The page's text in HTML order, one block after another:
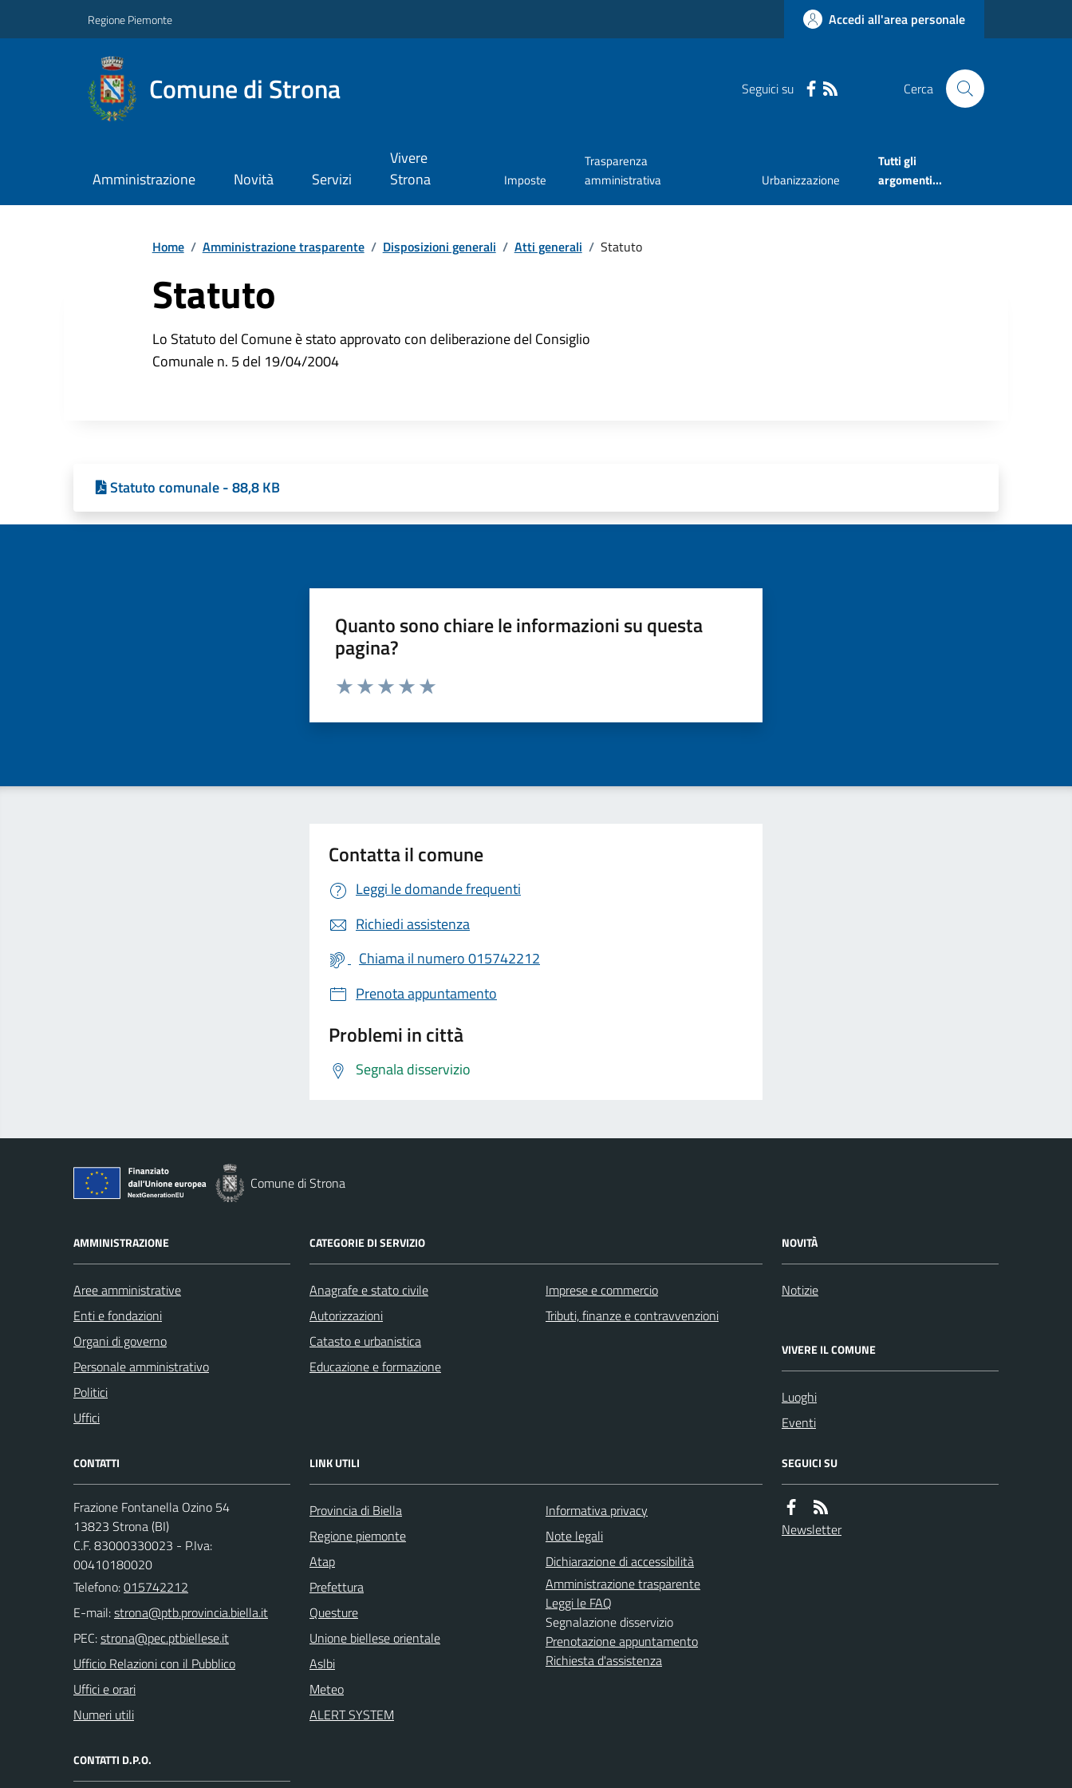
Regione Piemonte Accedi all'area personale
Comune di Strona Seguici su Cerca
Amministrazione Novità Servizi
Vivere
Strona
Imposte
Trasparenza
amministrativa
Urbanizzazione
Tutti gli
argomenti...
Home / Amministrazione trasparente / Disposizioni generali / Atti generali / Statuto
Statuto
Lo Statuto del Comune è stato approvato con deliberazione del Consiglio
Comunale n. 5 del 19/04/2004
Statuto comunale - 88,8 KB
Quanto sono chiare le informazioni su questa
pagina?
Valuta da 1 a 5 stelle la pagina
Contatta il comune
Leggi le domande frequenti
Richiedi assistenza
Chiama il numero 015742212
Prenota appuntamento
Problemi in città
Segnala disservizio
Comune di Strona
AMMINISTRAZIONE
Aree amministrative
Enti e fondazioni
Organi di governo
Personale amministrativo
Politici
Uffici
CATEGORIE DI SERVIZIO
Anagrafe e stato civile
Autorizzazioni
Catasto e urbanistica
Educazione e formazione
Imprese e commercio
Tributi, finanze e contravvenzioni
NOVITÀ
Notizie
VIVERE IL COMUNE
Luoghi
Eventi
CONTATTI
Frazione Fontanella Ozino 54
13823 Strona (BI)
C.F. 83000330023 - P.Iva:
00410180020
Telefono:015742212
E-mail:
PEC:
Ufficio Relazioni con il Pubblico
Uffici e orari
Numeri utili
CONTATTI D.P.O.
LINK UTILI
Provincia di Biella
Regione piemonte
Atap
Prefettura
Questure
Unione biellese orientale
Aslbi
Meteo
ALERT SYSTEM
Informativa privacy
Note legali
Dichiarazione di accessibilità
Amministrazione trasparente
Leggi le FAQ
Segnalazione disservizio
Prenotazione appuntamento
Richiesta d'assistenza
SEGUICI SU
Newsletter